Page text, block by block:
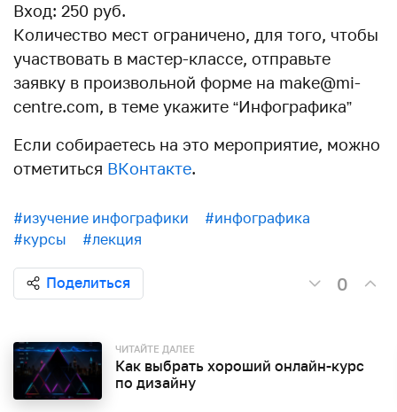
Вход: 250 руб.
Количество мест ограничено, для того, чтобы
участвовать в мастер-классе, отправьте
заявку в произвольной форме на make@mi-
centre.com, в теме укажите “Инфографика”
Если собираетесь на это мероприятие, можно
отметиться ВКонтакте.
#изучение инфографики
#инфографика
#курсы
#лекция
Поделиться 0
ЧИТАЙТЕ ДАЛЕЕ
Как выбрать хороший онлайн-курс
по дизайну